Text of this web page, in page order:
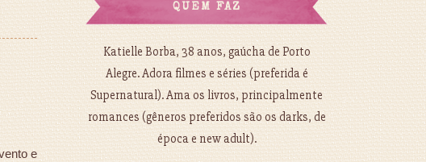
e
QUEM FAZ
Katielle Borba, 38 anos, gaúcha de Porto
Alegre. Adora filmes e séries (preferida é
Supernatural). Ama os livros, principalmente
romances (gêneros preferidos são os darks, de
época e new adult).